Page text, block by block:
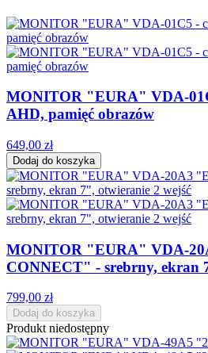
MONITOR "EURA" VDA-
AHD, pamięć obrazów
649,00 zł
Dodaj do koszyka
MONITOR "EURA" VDA-
CONNECT" - srebrny, ekran
799,00 zł
Dodaj do koszyka
Produkt niedostępny